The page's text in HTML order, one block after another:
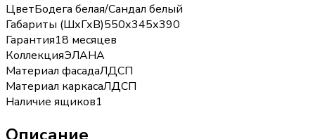
ЦветБодега белая/Сандал белый
Габариты (ШхГхВ)550х345х390
Гарантия18 месяцев
КоллекцияЭЛАНА
Материал фасадаЛДСП
Материал каркасаЛДСП
Наличие ящиков1
Описание